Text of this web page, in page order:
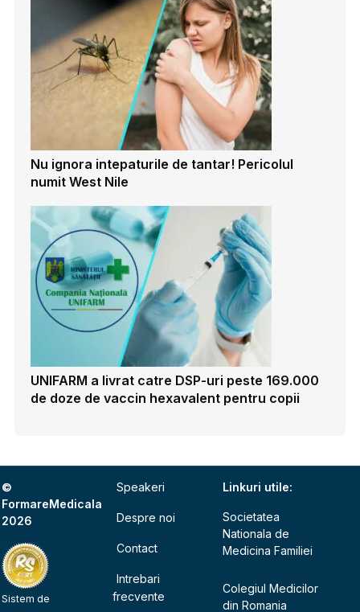
Nu ignora intepaturile de tantar! Pericolul
numit West Nile
UNIFARM a livrat catre DSP-uri peste 169.000
de doze de vaccin hexavalent pentru copii
©
FormareMedicala
2026
Sistem de
Speakeri
Despre noi
Contact
Intrebari
frecvente
Linkuri utile:
Societatea
Nationala de
Medicina Familiei
Colegiul Medicilor
din Romania